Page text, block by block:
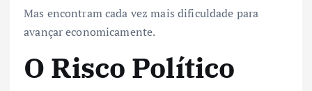
Mas encontram cada vez mais dificuldade para
avançar economicamente.
O Risco Político